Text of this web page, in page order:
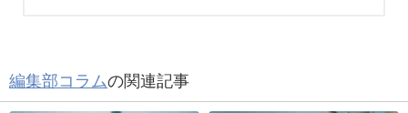
編集部コラムの関連記事